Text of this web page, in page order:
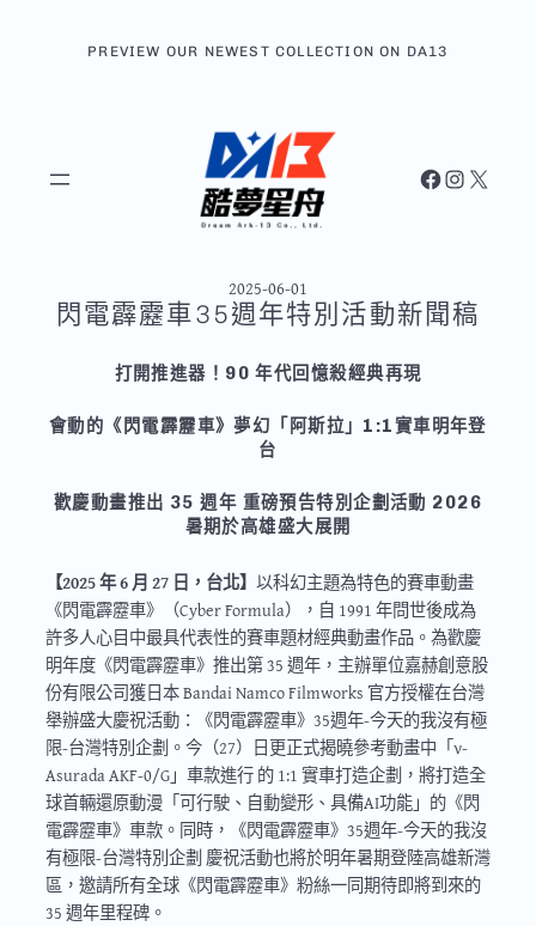
PREVIEW OUR NEWEST COLLECTION ON DA13
Facebook Instagram X
2025-06-01
閃電霹靂車35週年特別活動新聞稿
打開推進器！90 年代回憶殺經典再現
會動的《閃電霹靂車》夢幻「阿斯拉」1:1實車明年登
台
歡慶動畫推出 35 週年 重磅預告特別企劃活動 2026
暑期於高雄盛大展開
【2025 年 6 月 27 日，台北】 以科幻主題為特色的賽車動畫
《閃電霹靂車》（Cyber Formula），自 1991 年問世後成為
許多人心目中最具代表性的賽車題材經典動畫作品。為歡慶
明年度《閃電霹靂車》推出第 35 週年，主辦單位嘉赫創意股
份有限公司獲日本 Bandai Namco Filmworks 官方授權在台灣
舉辦盛大慶祝活動：《閃電霹靂車》35週年-今天的我沒有極
限-台灣特別企劃。今（27）日更正式揭曉參考動畫中「ν-
Asurada AKF-0/G」車款進行 的 1:1 實車打造企劃，將打造全
球首輛還原動漫「可行駛、自動變形、具備AI功能」的《閃
電霹靂車》車款。同時，《閃電霹靂車》35週年-今天的我沒
有極限-台灣特別企劃 慶祝活動也將於明年暑期登陸高雄新灣
區，邀請所有全球《閃電霹靂車》粉絲一同期待即將到來的
35 週年里程碑。